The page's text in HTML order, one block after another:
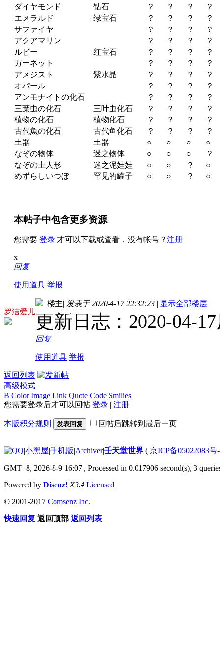
ダイヤモンド
钻石 ？ ？ ？
？
エメラルド
绿宝石 ？ ？ ？
？
サファイヤ
？ ？ ？
？
アクアマリン
？ ？ ？
？
ルビー
红宝石 ？ ？ ？
？
ガーネット
？ ？ ？
？
アメジスト
紫水晶 ？ ？ ？
？
オパール
？ ？ ？
？
アンモナイトの化石
？ ？ ？
？
三葉虫の化石
三叶虫化石 ？ ？ ？
？
植物の化石
植物化石 ？ ？ ？
？
古代魚の化石
古代鱼化石 ？ ？ ？
？
土器
土器 ○ ○ ○
○
なぞの物体
迷之物体 ○ ○ ○
？
なぞの土人形
迷之泥娃娃 ○ ○ ？
○
めずらしいつぼ
罕见的罐子 ○ ○ ？ ○
本帖子中包含更多资源
您需要 登录 才可以下载或查看，没有帐号？ 注册
x
回复
使用道具 举报
罗洁爱儿
楼主| 发表于 2020-4-17 22:32:23 | 显示全部楼层
更新日志：2020-04-
回复
使用道具 举报
返回列表
高级模式
B Color Image Link Quote Code Smilies
您需要登录后才可以回帖 登录 | 注册
本版积分规则 发表回复 回帖后跳转到最后一页
|小黑屋|手机版|Archiver|壬天堂世界 ( 京ICP备05022083号
GMT+8, 2026-8-9 16:07 , Processed in 0.017906 second(s), 3
Powered by Discuz! X3.4 Licensed
© 2001-2017 Comsenz Inc.
快速回复 返回顶部 返回列表